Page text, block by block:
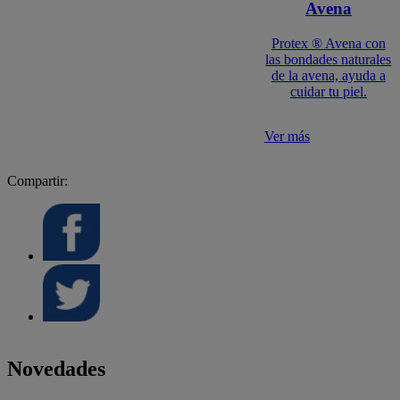
Avena
Protex ® Avena con
las bondades naturales
de la avena, ayuda a
cuidar tu piel.
Ver más
Compartir:
Novedades